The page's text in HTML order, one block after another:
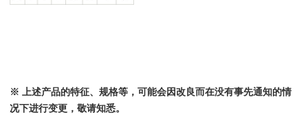
※ 上述产品的特征、规格等，可能会因改良而在没有事先通知的情
况下进行变更，敬请知悉。